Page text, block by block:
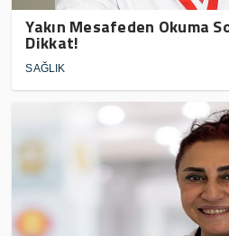
Yakın Mesafeden Okuma
Dikkat!
SAĞLIK